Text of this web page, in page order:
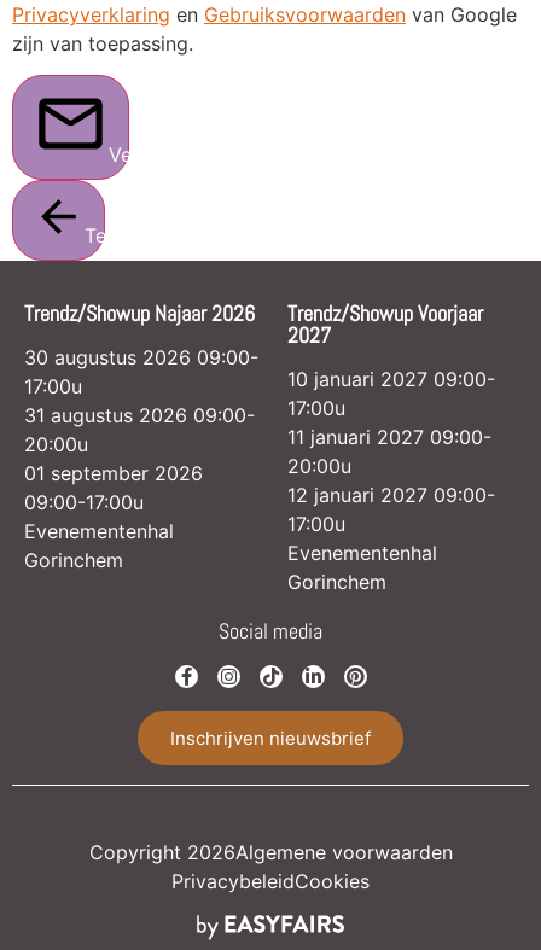
Privacyverklaring en Gebruiksvoorwaarden van Google
zijn van toepassing.
Verstuur
Terug
Trendz/Showup Najaar 2026
30 augustus 2026 09:00-
17:00u
31 augustus 2026 09:00-
20:00u
01 september 2026
09:00-17:00u
Evenementenhal
Gorinchem
Trendz/Showup Voorjaar
2027
10 januari 2027 09:00-
17:00u
11 januari 2027 09:00-
20:00u
12 januari 2027 09:00-
17:00u
Evenementenhal
Gorinchem
Social media
Inschrijven nieuwsbrief
Copyright 2026Algemene voorwaarden
PrivacybeleidCookies